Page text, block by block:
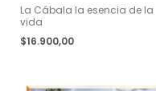
La Cábala la esencia de la
vida
$16.900,00